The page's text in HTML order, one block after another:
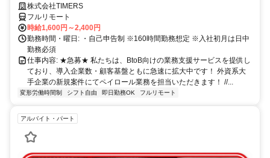
株式会社TIMERS
フルリモート
時給1,600円～2,400円
勤務時間・曜日: ・自己申告制 ※160時間勤務想定 ※入社初月は日中
勤務必須
仕事内容: ★急募★ 私たちは、BtoB向けの業務支援サービスを提供し
ており、導入企業数・顧客基盤ともに急速に拡大中です！ 外資系大
手企業の新規案件にてペイロール業務を担当いただきます！ //...
変形労働時間制 シフト自由 即日勤務OK フルリモート
アルバイト・パート